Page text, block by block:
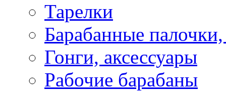
Тарелки
Барабанные палочки,
Гонги, аксессуары
Рабочие барабаны